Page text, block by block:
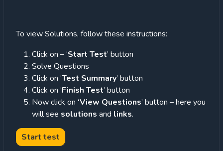
To view Solutions, follow these instructions:
Click on – ‘Start Test’ button
Solve Questions
Click on ‘Test Summary’ button
Click on ‘Finish Test’ button
Now click on ‘View Questions’ button – here you
will see solutions and links.